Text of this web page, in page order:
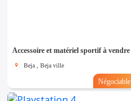
Accessoire et matériel sportif à vendre
Beja , Beja ville
Négociable